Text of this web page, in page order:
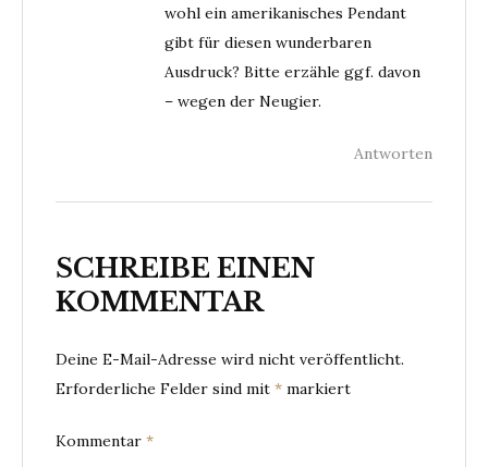
wohl ein amerikanisches Pendant
gibt für diesen wunderbaren
Ausdruck? Bitte erzähle ggf. davon
– wegen der Neugier.
Antworten
SCHREIBE EINEN
KOMMENTAR
Deine E-Mail-Adresse wird nicht veröffentlicht.
Erforderliche Felder sind mit * markiert
Kommentar *